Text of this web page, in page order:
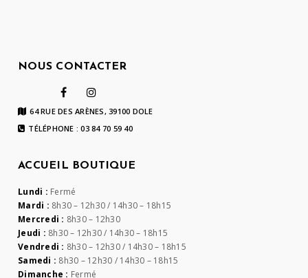
NOUS CONTACTER
64 RUE DES ARÈNES, 39100 DOLE
TÉLÉPHONE : 03 84 70 59 40
ACCUEIL BOUTIQUE
Lundi : Fermé
Mardi : 8h30 – 12h30 / 14h30 – 18h15
Mercredi : 8h30 – 12h30
Jeudi : 8h30 – 12h30 / 14h30 – 18h15
Vendredi : 8h30 – 12h30 / 14h30 – 18h15
Samedi : 8h30 – 12h30 / 14h30 – 18h15
Dimanche : Fermé